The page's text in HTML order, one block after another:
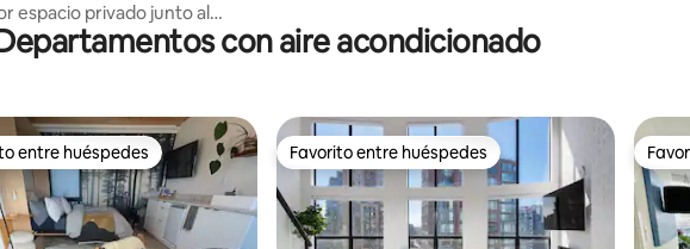
espacio privado junto al
Riley Park
parque
con aire acondicionado
los huéspedes más destacados
entre huéspedes Favorito entre huéspedes
Favorito entre huéspedes